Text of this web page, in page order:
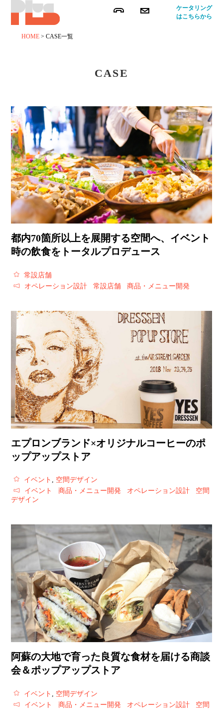
ケータリング
はこちらから
HOME> CASE一覧
CASE
都内70箇所以上を展開する空間へ、イベント
時の飲食をトータルプロデュース
常設店舗
オペレーション設計
常設店舗 商品・メニュー開発
エプロンブランド×オリジナルコーヒーのポ
ップアップストア
イベント , 空間デザイン
イベント
商品・メニュー開発 オペレーション設計
空間
デザイン
阿蘇の大地で育った良質な食材を届ける商談
会＆ポップアップストア
イベント
空間デザイン
イベント
商品・メニュー開発 オペレーション設計
空間